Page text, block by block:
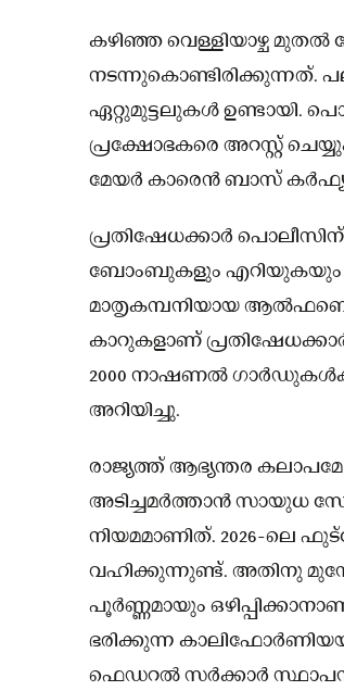
കഴിഞ്ഞ വെള്ളിയാഴ്ച
നടന്നുകൊണ്ടിരിക്കുന്നത്.
ഏറ്റുമുട്ടലുകൾ ഉണ്ടായി.
പ്രക്ഷോഭകരെ അറസ്റ്റ്
മേയർ കാരെൻ ബാസ് കർഫ്യൂ
പ്രതിഷേധക്കാർ
ബോംബുകളും എറിയുകയും
മാതൃകമ്പനിയായ
കാറുകളാണ് പ്രതിഷേധക്കാർ
2000 നാഷണൽ
അറിയിച്ചു.
രാജ്യത്ത് ആഭ്യന്തര
അടിച്ചമർത്താൻ സായുധ
നിയമമാണിത്. 2026-ലെ
വഹിക്കുന്നുണ്ട്. അതിനു
പൂർണ്ണമായും
ഭരിക്കുന്ന
ഫെഡറൽ സർക്കാർ